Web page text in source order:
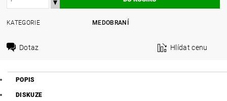
KATEGORIE MEDOBRANÍ
Dotaz Hlídat cenu
POPIS
DISKUZE